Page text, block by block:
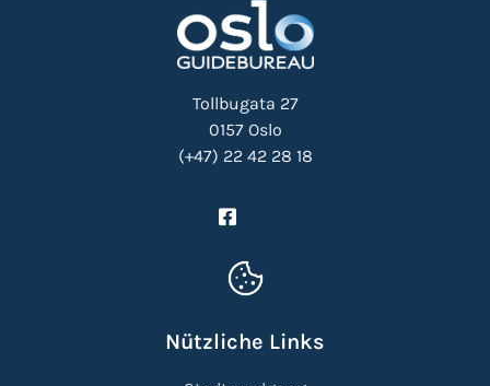
Tollbugata 27
0157 Oslo
(+47) 22 42 28 18
Nützliche Links